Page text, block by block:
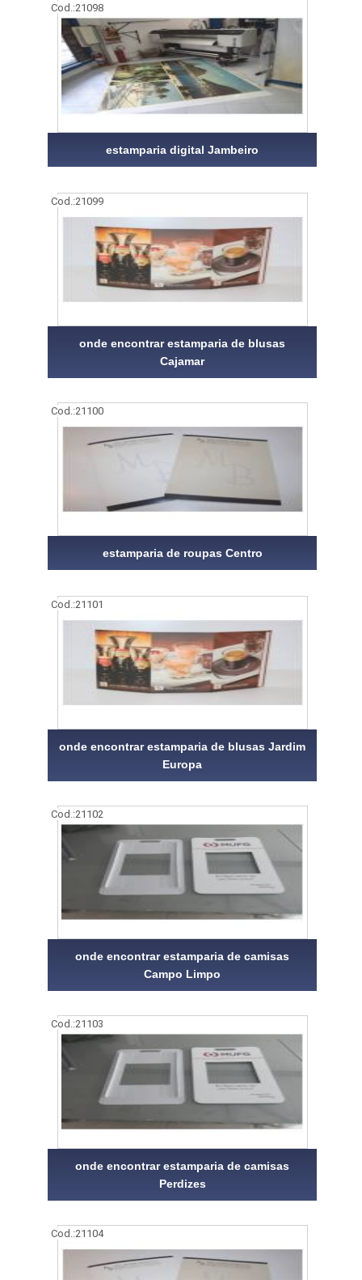
Cod.:21098
estamparia digital Jambeiro
Cod.:21099
onde encontrar estamparia de blusas
Cajamar
Cod.:21100
estamparia de roupas Centro
Cod.:21101
onde encontrar estamparia de blusas Jardim
Europa
Cod.:21102
onde encontrar estamparia de camisas
Campo Limpo
Cod.:21103
onde encontrar estamparia de camisas
Perdizes
Cod.:21104